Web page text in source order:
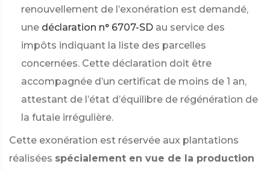
renouvellement de l’exonération est demandé,
une déclaration n° 6707-SD au service des
impôts indiquant la liste des parcelles
concernées. Cette déclaration doit être
accompagnée d’un certificat de moins de 1 an,
attestant de l’état d’équilibre de régénération de
la futaie irrégulière.
Cette exonération est réservée aux plantations
réalisées spécialement en vue de la production